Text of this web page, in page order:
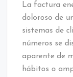
La factura
doloroso de
sistemas de
números se
aparente de
hábitos o